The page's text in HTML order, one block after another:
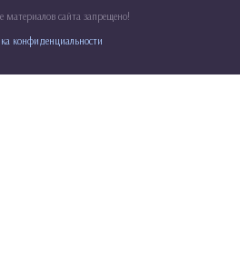
материалов сайта запрещено!
конфиденциальности